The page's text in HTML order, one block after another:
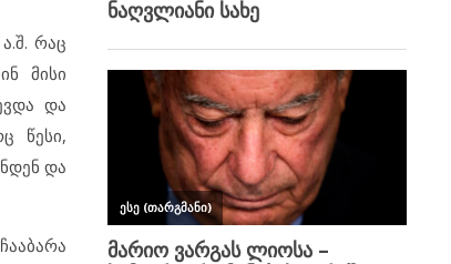
რაც
მისი
და
წესი,
და